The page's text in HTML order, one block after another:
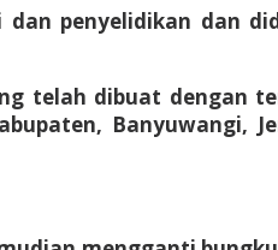
penyelidikan dan
telah dibuat dengan
Banyuwangi,